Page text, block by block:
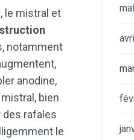
le mistral et
notamment
anodine,
bien
des rafales
le